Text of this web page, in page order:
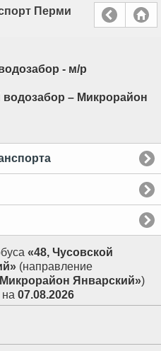
Перми
- м/р
водозабор – Микрорайон
«48, Чусовской
(направление
Январский»)
на 07.08.2026